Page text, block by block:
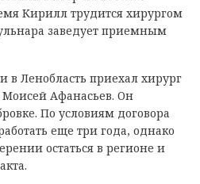
Кирилл трудится хирургом
заведует приемным
в Ленобласть приехал хирург
Афанасьев. Он
По условиям договора
еще три года, однако
остаться в регионе и